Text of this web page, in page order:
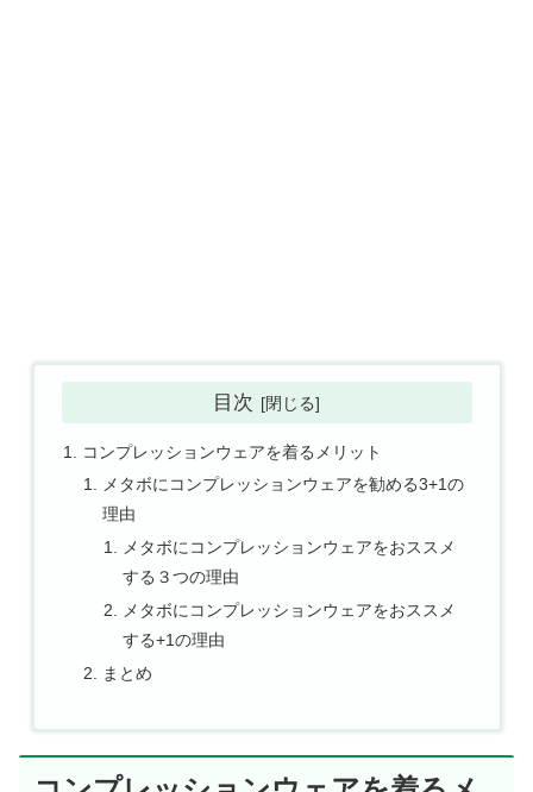
目次
コンプレッションウェアを着るメリット
メタボにコンプレッションウェアを勧める3+1の
理由
メタボにコンプレッションウェアをおススメ
する３つの理由
メタボにコンプレッションウェアをおススメ
する+1の理由
まとめ